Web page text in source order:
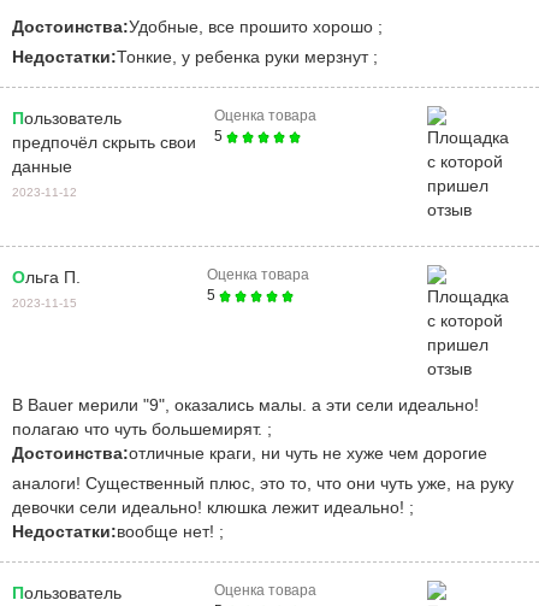
Достоинства:Удобные, все прошито хорошо ;
Недостатки:Тонкие, у ребенка руки мерзнут ;
Пользователь
предпочёл скрыть свои
данные
2023-11-12
Оценка товара
5
Ольга П.
2023-11-15
Оценка товара
5
в Bauer мерили "9", оказались малы. а эти сели идеально!
полагаю что чуть большемирят. ;
Достоинства:отличные краги, ни чуть не хуже чем дорогие
аналоги! Существенный плюс, это то, что они чуть уже, на руку
девочки сели идеально! клюшка лежит идеально! ;
Недостатки:вообще нет! ;
Пользователь
Оценка товара